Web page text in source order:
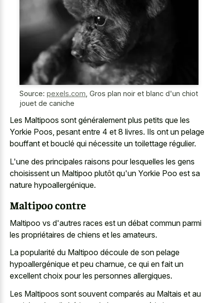
Source: pexels.com Gros plan noir et blanc d'un chiot
jouet de caniche
Les Maltipoos sont généralement plus petits que les
Yorkie Poos, pesant entre 4 et 8 livres. Ils ont un pelage
bouffant et bouclé qui nécessite un toilettage régulier.
L'une des principales raisons pour lesquelles les gens
choisissent un Maltipoo plutôt qu'un Yorkie Poo est sa
nature hypoallergénique.
Maltipoo contre
Maltipoo vs d'autres races est un débat commun parmi
les propriétaires de chiens et les amateurs.
La popularité du Maltipoo découle de son pelage
hypoallergénique et peu charnue, ce qui en fait un
excellent choix pour les personnes allergiques.
Les Maltipoos sont souvent comparés au Maltais et au